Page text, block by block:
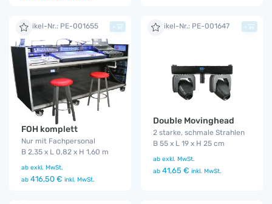
Artikel-Nr.: PE-001655
FOH komplett
Nur mit Fachpersonal
B 2,35 x L 0,82 x H 1,60 m
ab exkl. MwSt.
ab 416,50 € inkl. MwSt.
+ Artikel-Nr.: PE-001647
Double Movinghead
2 starke, schmale Strahlen
B 55 x L 19 x H 25 cm
ab exkl. MwSt.
ab 41,65 € inkl. MwSt.
+